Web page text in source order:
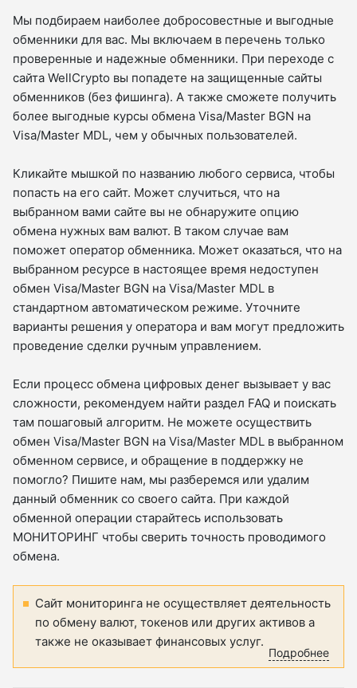
Мы подбираем наиболее добросовестные и выгодные
обменники для вас. Мы включаем в перечень только
проверенные и надежные обменники. При переходе с
сайта WellCrypto вы попадете на защищенные сайты
обменников (без фишинга). А также сможете получить
более выгодные курсы обмена Visa/Master BGN на
Visa/Master MDL, чем у обычных пользователей.
Кликайте мышкой по названию любого сервиса, чтобы
попасть на его сайт. Может случиться, что на
выбранном вами сайте вы не обнаружите опцию
обмена нужных вам валют. В таком случае вам
поможет оператор обменника. Может оказаться, что на
выбранном ресурсе в настоящее время недоступен
обмен Visa/Master BGN на Visa/Master MDL в
стандартном автоматическом режиме. Уточните
варианты решения у оператора и вам могут предложить
проведение сделки ручным управлением.
Если процесс обмена цифровых денег вызывает у вас
сложности, рекомендуем найти раздел FAQ и поискать
там пошаговый алгоритм. Не можете осуществить
обмен Visa/Master BGN на Visa/Master MDL в выбранном
обменном сервисе, и обращение в поддержку не
помогло? Пишите нам, мы разберемся или удалим
данный обменник со своего сайта. При каждой
обменной операции старайтесь использовать
МОНИТОРИНГ чтобы сверить точность проводимого
обмена.
Сайт мониторинга не осуществляет деятельность
по обмену валют, токенов или других активов а
также не оказывает финансовых услуг.
Подробнее